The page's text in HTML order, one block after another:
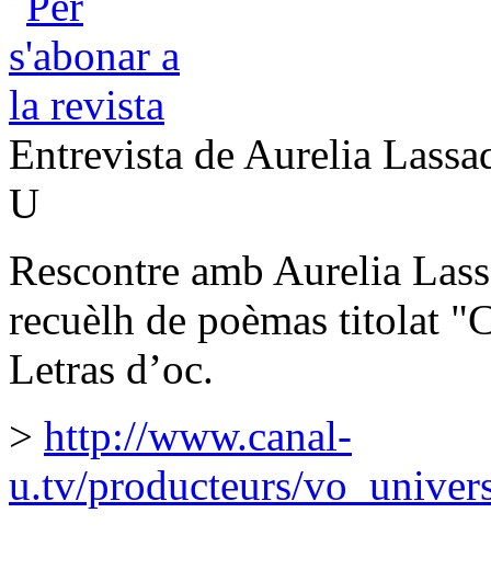
Entrevista de Aurelia
U
Rescontre amb Aurelia
recuèlh de poèmas titolat
Letras d’oc.
> http://www.canal-
u.tv/producteurs/